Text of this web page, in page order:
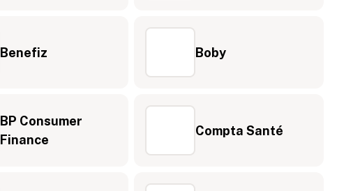
Benefiz Boby
BP Consumer
Finance
Compta Santé